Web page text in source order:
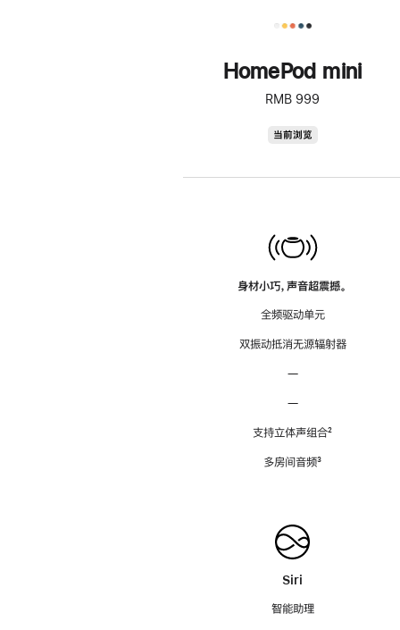
HomePod mini
RMB 999
当前浏览
身材小巧，声音超震撼。
全频驱动单元
双振动抵消无源辐射器
—
—
支持立体声组合脚
²
多房间音频脚
³
Siri
智能助理